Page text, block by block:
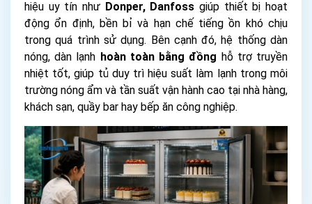
hiệu uy tín như Donper, Danfoss giúp thiết bị hoạt
động ổn định, bền bỉ và hạn chế tiếng ồn khó chịu
trong quá trình sử dụng. Bên cạnh đó, hệ thống dàn
nóng, dàn lạnh hoàn toàn bằng đồng hỗ trợ truyền
nhiệt tốt, giúp tủ duy trì hiệu suất làm lạnh trong môi
trường nóng ẩm và tần suất vận hành cao tại nhà hàng,
khách sạn, quầy bar hay bếp ăn công nghiệp.